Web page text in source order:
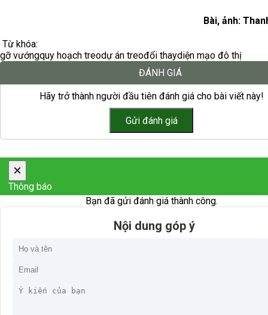
Bài, ảnh:
Từ khóa:
gỡ vướngquy hoạch treodự án treođổi thaydiện mạo đô thị
ĐÁNH GIÁ
Hãy trở thành người đầu tiên đánh giá cho bài viết này!
×
Thông báo
Bạn đã gửi đánh giá thành công.
Nội dung góp ý